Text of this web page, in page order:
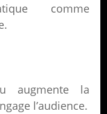
comme
augmente la
l’audience.